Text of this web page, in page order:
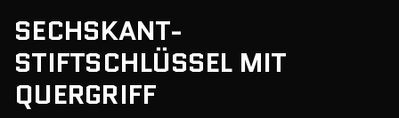
SECHSKANT-
STIFTSCHLÜSSEL MIT
QUERGRIFF